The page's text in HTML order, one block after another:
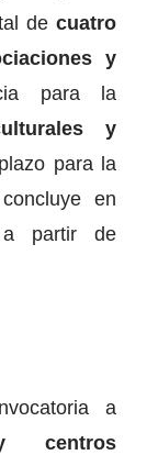
de cuatro
y
para la
y
para la
en
a partir de
a
centros